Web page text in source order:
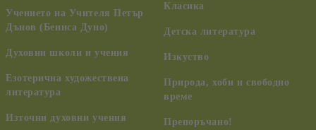
Учението на Учителя Петър
Дънов (Беинса Дуно)
Духовни школи и учения
Езотерична художествена
литература
Източни духовни учения
Класика
Детска литература
Изкуство
Природа, хоби и свободно
време
Препоръчано!